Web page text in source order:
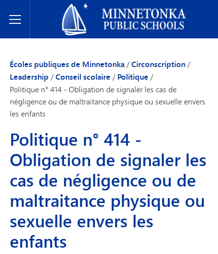
Toggle Menu
Écoles publiques de Minnetonka
Écoles publiques de Minnetonka/Circonscription/
Leadership /Conseil scolaire / Politique /
Politique n° 414 - Obligation de signaler les cas de
négligence ou de maltraitance physique ou sexuelle envers
les enfants
Politique n° 414 -
Obligation de signaler les
cas de négligence ou de
maltraitance physique ou
sexuelle envers les
enfants